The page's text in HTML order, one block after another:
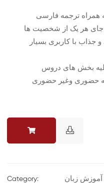
همراه ترجمه فارسی
جای هر یک از شخصیت ها
جذاب با کاربری بسیار
کلیه بخش های دروس
حضوری وغیر حضوری
Category: آموزش زبان